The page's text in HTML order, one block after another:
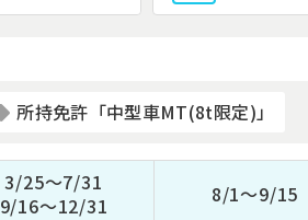
所持免許「中型車MT(8t限定)」
3/25～7/31
9/16～12/31
8/1～9/15